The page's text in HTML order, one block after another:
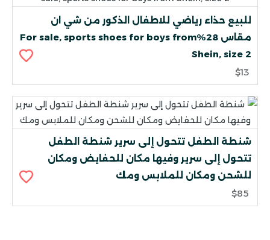
للبيع حذاء رياضي للاطفال الذكور من شي ان
مقاس 28%For sale, sports shoes for boys from
Shein, size 2
$13
شنطة الطفل تتحول إلى سرير شنطة الطفل
تتحول إلى سرير وفيها مكان للحفايض ومكان
للشحن ومكان للملابس ومك
$85